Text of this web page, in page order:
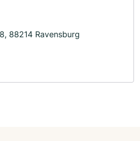
88214 Ravensburg